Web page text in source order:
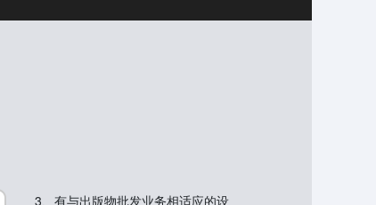
3、有与出版物批发业务相适应的设